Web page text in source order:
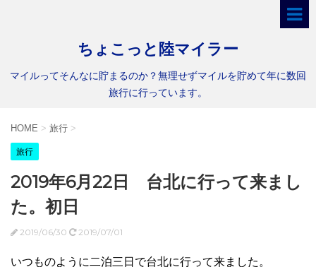
ちょこっと陸マイラー
マイルってそんなに貯まるのか？無理せずマイルを貯めて年に数回
旅行に行っています。
HOME > 旅行 >
旅行
2019年6月22日 台北に行って来まし
た。初日
2019/06/30 2019/07/01
いつものように二泊三日で台北に行って来ました。